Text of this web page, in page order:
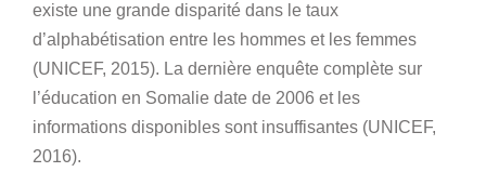
existe une grande disparité dans le taux
d’alphabétisation entre les hommes et les femmes
(UNICEF, 2015). La dernière enquête complète sur
l’éducation en Somalie date de 2006 et les
informations disponibles sont insuffisantes (UNICEF,
2016).